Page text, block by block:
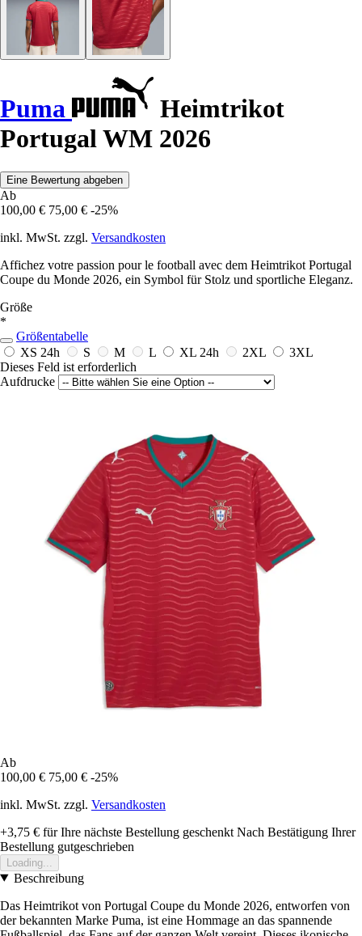
Puma
Heimtrikot
Portugal WM 2026
Eine Bewertung abgeben
Ab
100,00 € 75,00 € -25%
inkl. MwSt. zzgl. Versandkosten
Affichez votre passion pour le football avec dem Heimtrikot Portugal
Coupe du Monde 2026, ein Symbol für Stolz und sportliche Eleganz.
Größe
*
Größentabelle
XS 24h S M L XL 24h 2XL
3XL
Dieses Feld ist erforderlich
Aufdrucke
Ab
100,00 € 75,00 € -25%
inkl. MwSt. zzgl. Versandkosten
+3,75 € für Ihre nächste Bestellung geschenkt Nach Bestätigung Ihrer
Bestellung gutgeschrieben
Loading...
Beschreibung
Das Heimtrikot von Portugal Coupe du Monde 2026, entworfen von
der bekannten Marke Puma, ist eine Hommage an das spannende